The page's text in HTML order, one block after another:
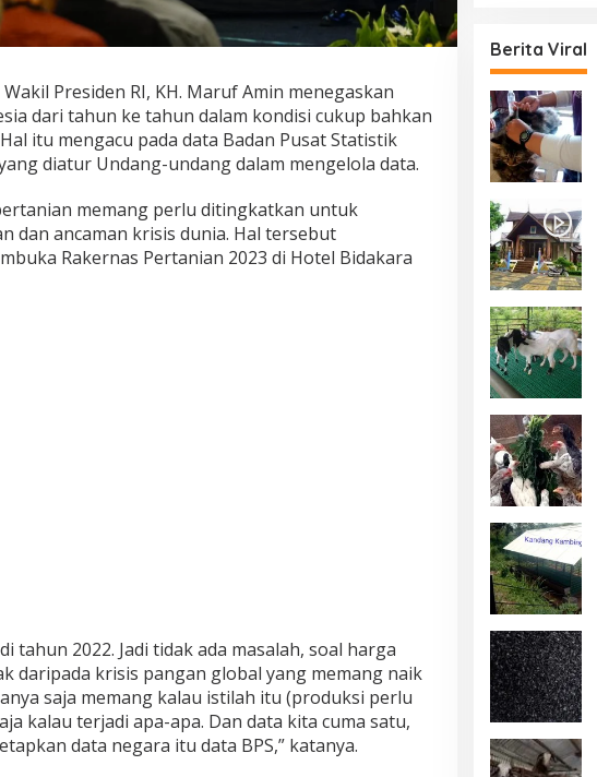
Wakil Presiden RI, KH. Maruf Amin menegaskan
dari tahun ke tahun dalam kondisi cukup bahkan
itu mengacu pada data Badan Pusat Statistik
diatur Undang-undang dalam mengelola data.
memang perlu ditingkatkan untuk
dan ancaman krisis dunia. Hal tersebut
Rakernas Pertanian 2023 di Hotel Bidakara
tahun 2022. Jadi tidak ada masalah, soal harga
daripada krisis pangan global yang memang naik
saja memang kalau istilah itu (produksi perlu
kalau terjadi apa-apa. Dan data kita cuma satu,
data negara itu data BPS,” katanya.
Berita Viral